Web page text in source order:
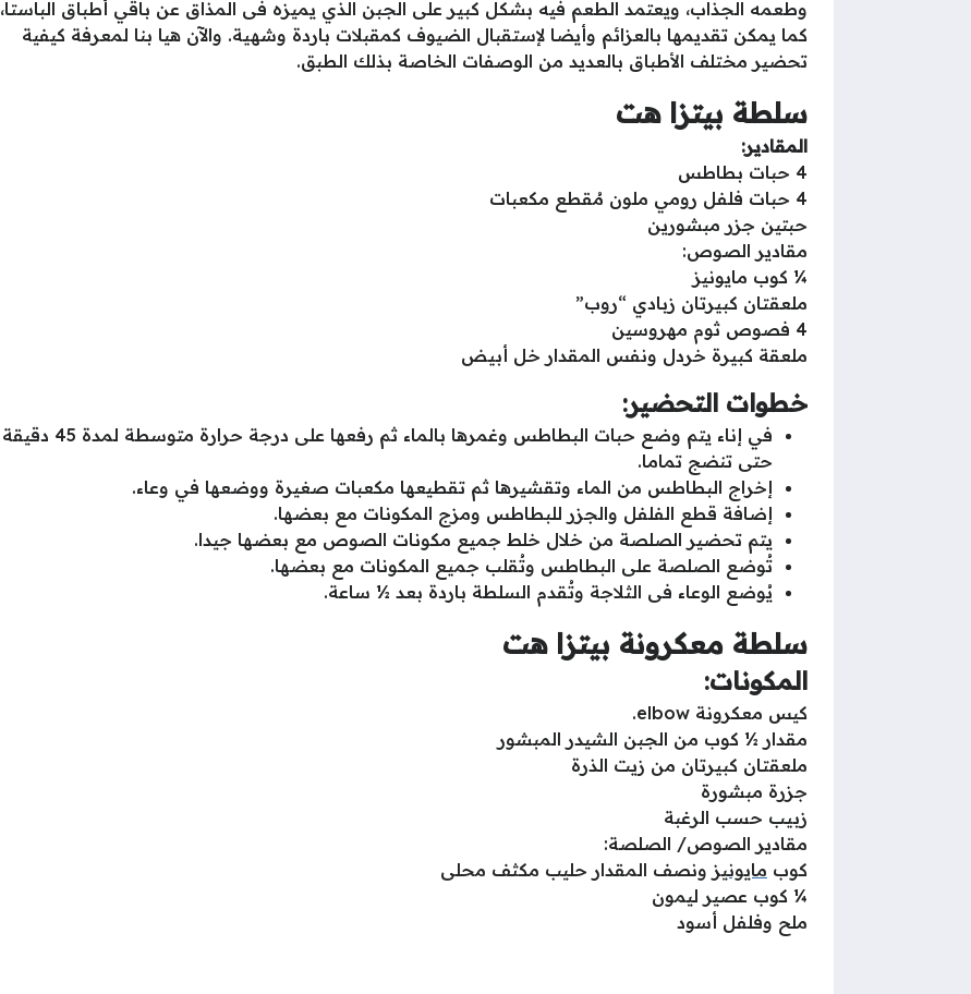
وطعمه الجذاب، ويعتمد الطعم فيه بشكل كبير على الجبن الذي يميزه فى المذاق عن باقي أطباق الباستا،
كما يمكن تقديمها بالعزائم وأيضا لإستقبال الضيوف كمقبلات باردة وشهية. والآن هيا بنا لمعرفة كيفية
تحضير مختلف الأطباق بالعديد من الوصفات الخاصة بذلك الطبق.
سلطة بيتزا هت
المقادير:
4 حبات بطاطس
4 حبات فلفل رومي ملون مُقطع مكعبات
حبتين جزر مبشورين
مقادير الصوص:
¼ كوب مايونيز
ملعقتان كبيرتان زبادي “روب”
4 فصوص ثوم مهروسين
ملعقة كبيرة خردل ونفس المقدار خل أبيض
خطوات التحضير:
في إناء يتم وضع حبات البطاطس وغمرها بالماء ثم رفعها على درجة حرارة متوسطة لمدة 45 دقيقة
حتى تنضج تماما.
إخراج البطاطس من الماء وتقشيرها ثم تقطيعها مكعبات صغيرة ووضعها في وعاء.
إضافة قطع الفلفل والجزر للبطاطس ومزج المكونات مع بعضها.
يتم تحضير الصلصة من خلال خلط جميع مكونات الصوص مع بعضها جيدا.
تُوضع الصلصة على البطاطس وتُقلب جميع المكونات مع بعضها.
يُوضع الوعاء فى الثلاجة وتُقدم السلطة باردة بعد ½ ساعة.
سلطة معكرونة بيتزا هت
المكونات:
كيس معكرونة elbow.
مقدار ½ كوب من الجبن الشيدر المبشور
ملعقتان كبيرتان من زيت الذرة
جزرة مبشورة
زبيب حسب الرغبة
مقادير الصوص/ الصلصة:
كوب مايونيز ونصف المقدار حليب مكثف محلى
¼ كوب عصير ليمون
ملح وفلفل أسود